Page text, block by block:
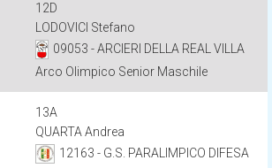
12D
LODOVICI Stefano
09053 - ARCIERI DELLA REAL VILLA
Arco Olimpico Senior Maschile
13A
QUARTA Andrea
12163 - G.S. PARALIMPICO DIFESA